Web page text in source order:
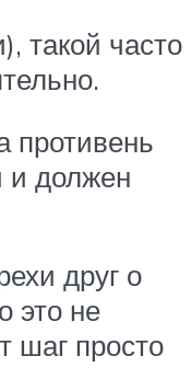
такой часто
противень
и должен
друг о
это не
шаг просто